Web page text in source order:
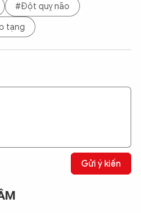
#Đột quỵ não
tạng
Gửi ý kiến